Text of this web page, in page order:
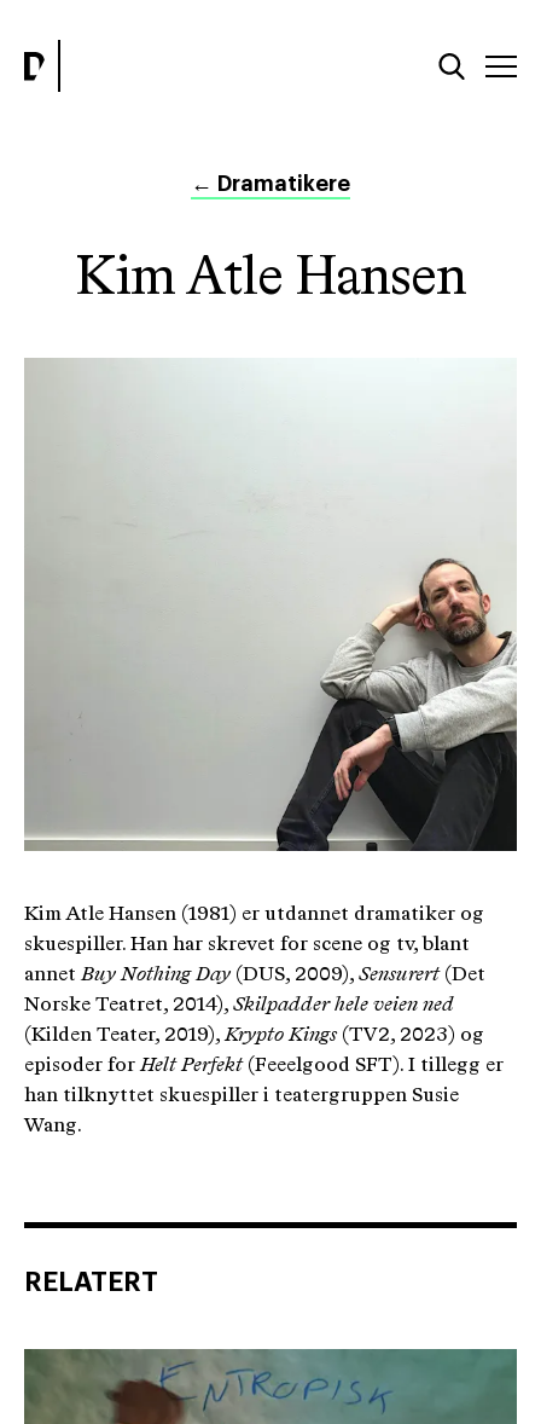
← Dramatikere
Kim Atle Hansen
Kim Atle Hansen (1981) er utdannet dramatiker og
skuespiller. Han har skrevet for scene og tv, blant
annetBuy Nothing Day (DUS, 2009), Sensurert(Det
Norske Teatret, 2014), Skilpadder hele veien ned
(Kilden Teater, 2019),Krypto Kings(TV2, 2023) og
episoder forHelt Perfekt (Feeelgood SFT). I tillegg er
han tilknyttet skuespiller i teatergruppen Susie
Wang.
RELATERT